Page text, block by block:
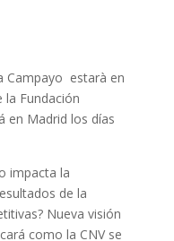
Campayo estarà en
la Fundación
en Madrid los días
impacta la
de la
Nueva visión
como la CNV se